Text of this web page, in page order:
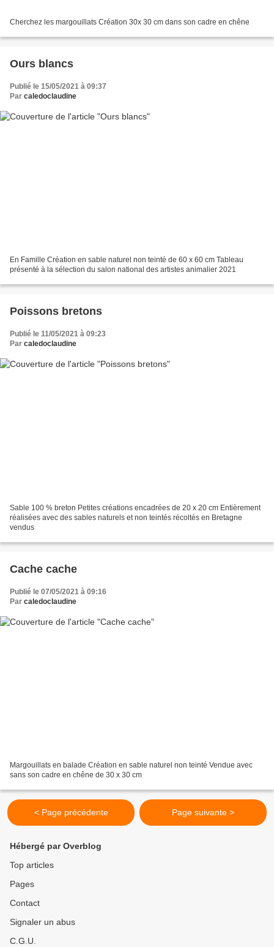
Cherchez les margouillats Création 30x 30 cm dans son cadre en chêne
Ours blancs
Publié le 15/05/2021 à 09:37
Par caledoclaudine
En Famille Création en sable naturel non teinté de 60 x 60 cm Tableau
présenté à la sélection du salon national des artistes animalier 2021
Poissons bretons
Publié le 11/05/2021 à 09:23
Par caledoclaudine
Sable 100 % breton Petites créations encadrées de 20 x 20 cm Entièrement
réalisées avec des sables naturels et non teintés récoltés en Bretagne
vendus
Cache cache
Publié le 07/05/2021 à 09:16
Par caledoclaudine
Margouillats en balade Création en sable naturel non teinté Vendue avec
sans son cadre en chêne de 30 x 30 cm
< Page précédente Page suivante >
Hébergé par Overblog
Top articles
Pages
Contact
Signaler un abus
C.G.U.